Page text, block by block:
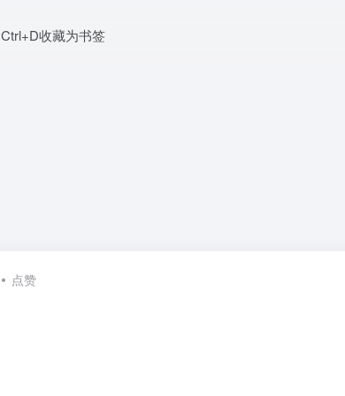
Ctrl+D收藏为书签
点赞